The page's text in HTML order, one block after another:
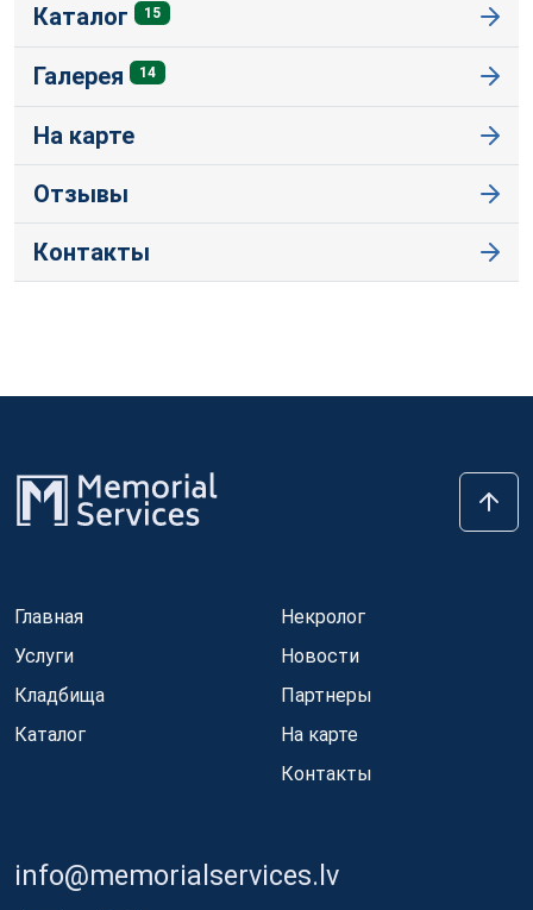
Каталог 15
Галерея 14
На карте
Отзывы
Контакты
Главная
Услуги
Кладбища
Каталог
Некролог
Новости
Партнеры
На карте
Контакты
info@memorialservices.lv